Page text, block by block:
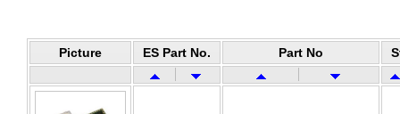
Picture ES Part No. Part No